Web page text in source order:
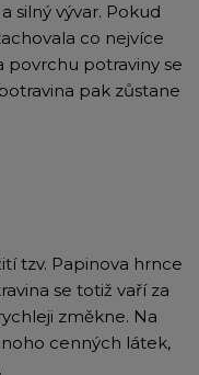
silný vývar. Pokud
co nejvíce
povrchu potraviny se
pak zůstane
tzv. Papinova hrnce
se totiž vaří za
změkne. Na
cenných látek,